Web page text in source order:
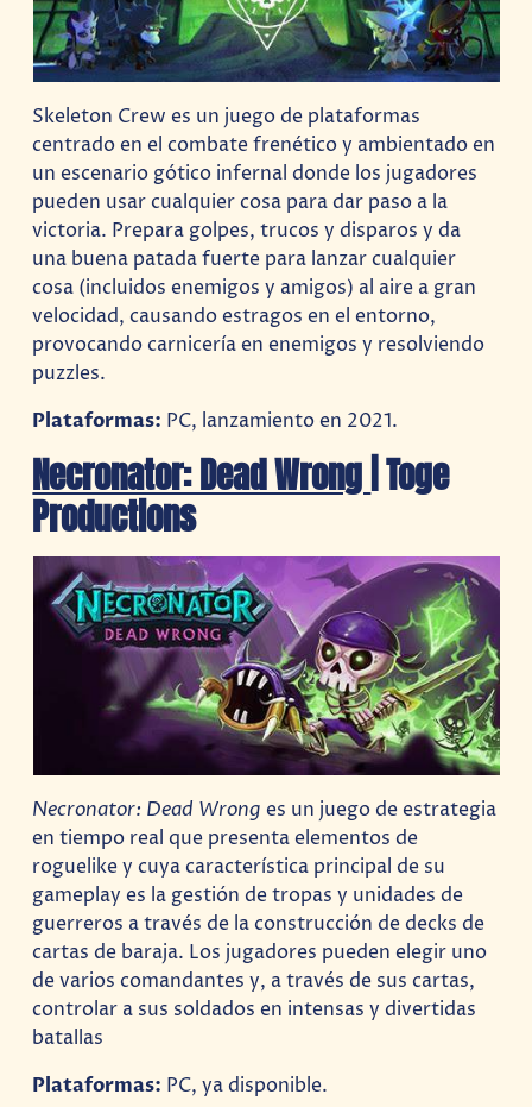
Skeleton Crew es un juego de plataformas
centrado en el combate frenético y ambientado en
un escenario gótico infernal donde los jugadores
pueden usar cualquier cosa para dar paso a la
victoria. Prepara golpes, trucos y disparos y da
una buena patada fuerte para lanzar cualquier
cosa (incluidos enemigos y amigos) al aire a gran
velocidad, causando estragos en el entorno,
provocando carnicería en enemigos y resolviendo
puzzles.
Plataformas: PC, lanzamiento en 2021.
Necronator: Dead Wrong | Toge
Productions
Necronator: Dead Wrong es un juego de estrategia
en tiempo real que presenta elementos de
roguelike y cuya característica principal de su
gameplay es la gestión de tropas y unidades de
guerreros a través de la construcción de decks de
cartas de baraja. Los jugadores pueden elegir uno
de varios comandantes y, a través de sus cartas,
controlar a sus soldados en intensas y divertidas
batallas
Plataformas: PC, ya disponible.